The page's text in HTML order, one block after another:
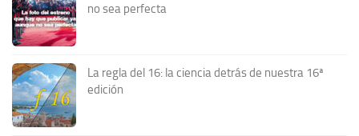
no sea perfecta
La regla del 16: la ciencia detrás de nuestra 16ª
edición